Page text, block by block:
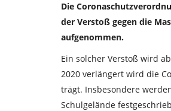
Die
der Verstoß gegen die
aufgenommen.
Ein solcher Verstoß wird
2020 verlängert wird die
trägt. Insbesondere
Schulgelände